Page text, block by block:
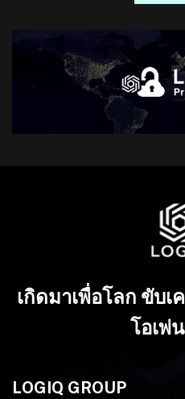
เกิดมาเพื่อโลก ขับ
โอเพ่
LOGIQ GROUP